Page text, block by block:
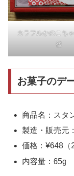
カラフルかのこち
後
お菓子のデ
商品名：スタ
製造・販売元
価格：¥648（
内容量：65g